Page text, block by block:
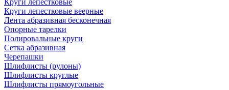
Круги лепестковые
Круги лепестковые веерные
Лента абразивная бесконечная
Опорные тарелки
Полировальные круги
Сетка абразивная
Черепашки
Шлифлисты (рулоны)
Шлифлисты круглые
Шлифлисты прямоугольные